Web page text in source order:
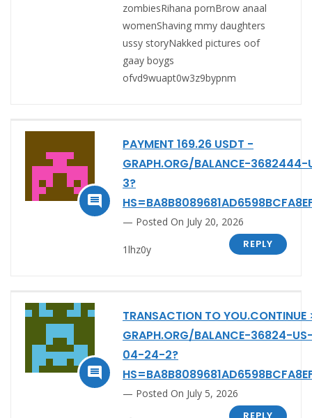
zombiesRihana pornBrow anaal
womenShaving mmy daughters
ussy storyNakked pictures oof
gaay boygs
ofvd9wuapt0w3z9bypnm

PAYMENT 169.26 USDT -
GRAPH.ORG/BALANCE-
3?
Posted On July 20, 2026
REPLY
1lhz0y

TRANSACTION TO YOU.CONTINUE
GRAPH.ORG/BALANCE-36824-
04-24-2?
Posted On July 5, 2026